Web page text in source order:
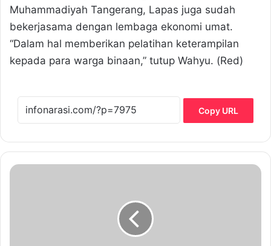
Muhammadiyah Tangerang, Lapas juga sudah
bekerjasama dengan lembaga ekonomi umat.
“Dalam hal memberikan pelatihan keterampilan
kepada para warga binaan,” tutup Wahyu. (Red)
Copy URL
F